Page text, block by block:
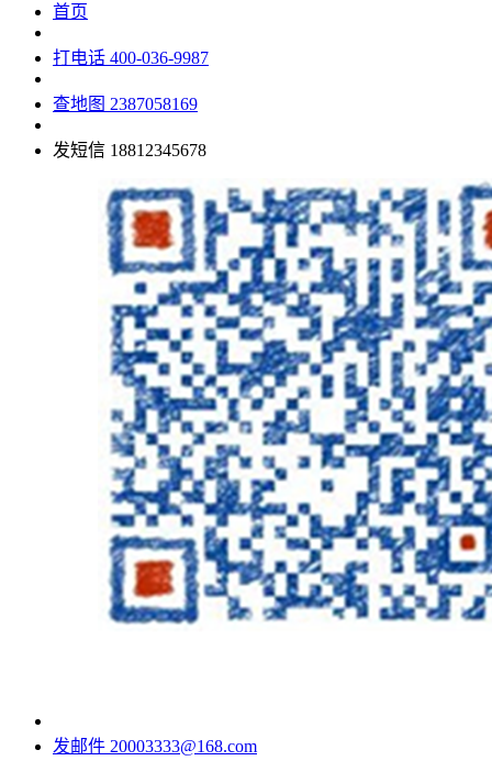
首页
打电话 400-036-9987
查地图 2387058169
发短信 18812345678
发邮件 20003333@168.com